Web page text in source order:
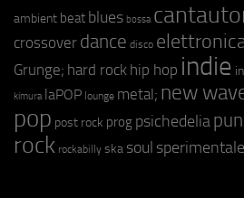
ambient beat blues bossa
crossover dance disco
Grunge; hard rock hip hop indie
kimura laPOP lounge metal; new
pop post rock prog psichedelia
rock rockabilly ska soul sperimentale